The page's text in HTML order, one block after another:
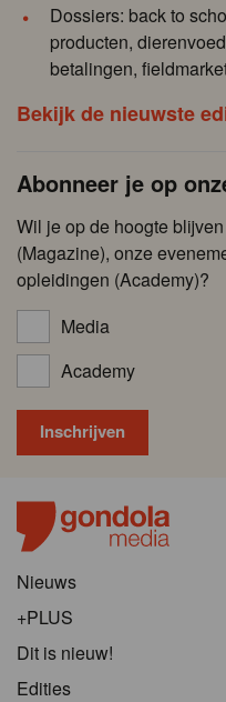
Dossiers: back to
producten,
betalingen,
Bekijk de nieuwste
Abonneer je op
Wil je op de hoogte
(Magazine), onze
opleidingen (Academy)?
Media
Academy
Nieuws
+PLUS
Dit is nieuw!
Edities